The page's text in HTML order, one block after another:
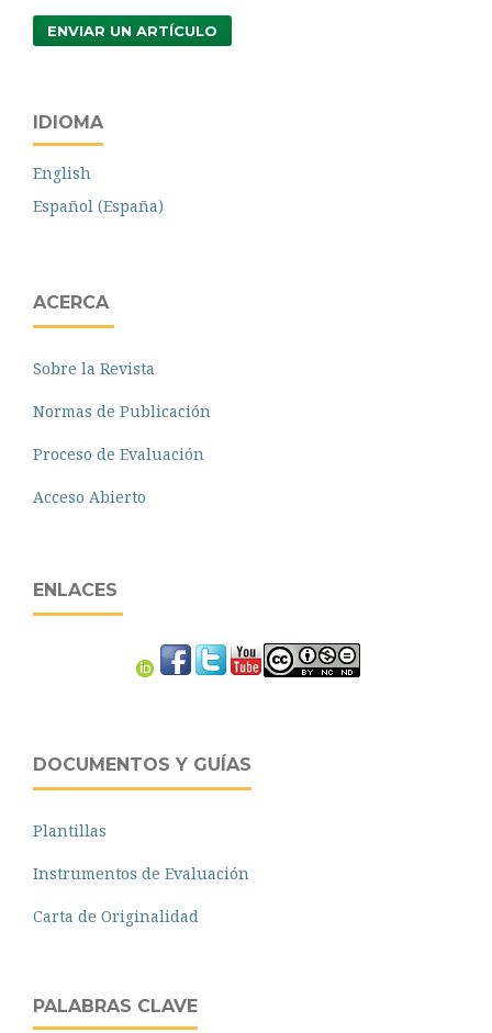
ENVIAR UN ARTÍCULO
IDIOMA
English
Español (España)
ACERCA
Sobre la Revista
Normas de Publicación
Proceso de Evaluación
Acceso Abierto
ENLACES
DOCUMENTOS Y GUÍAS
Plantillas
Instrumentos de Evaluación
Carta de Originalidad
PALABRAS CLAVE